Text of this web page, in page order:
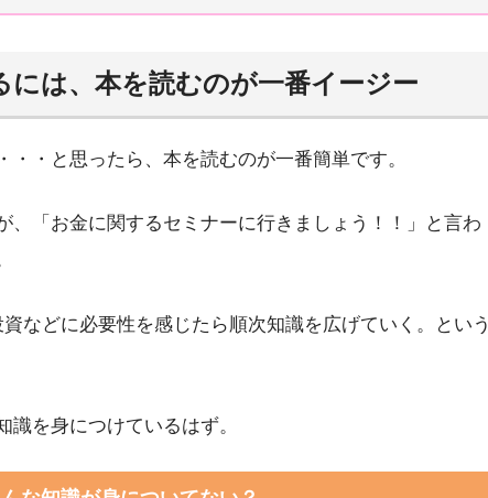
には、本を読むのが一番イージー
・と思ったら、本を読むのが一番簡単です。
、「お金に関するセミナーに行きましょう！！」と言わ
などに必要性を感じたら順次知識を広げていく。という
を身につけているはず。